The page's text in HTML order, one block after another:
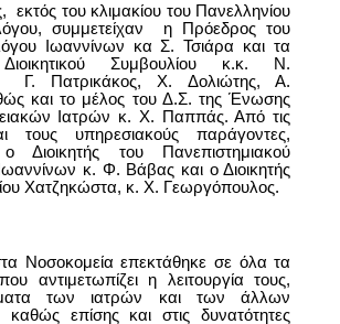
εκτός του κλιμακίου του Πανελληνίου
συμμετείχαν
η Πρόεδρος του
Ιωαννίνων κα Σ. Τσιάρα και τα
Συμβουλίου κ.κ. Ν.
Γ. Πατρικάκος, Χ. Δολιώτης, Α.
και το μέλος του Δ.Σ. της Ένωσης
Ιατρών κ. Χ. Παππάς. Από τις
τους υπηρεσιακούς παράγοντες,
ο Διοικητής του Πανεπιστημιακού
κ. Φ. Βάβας και ο Διοικητής
Χατζηκώστα, κ. Χ. Γεωργόπουλος.
Νοσοκομεία επεκτάθηκε σε όλα τα
αντιμετωπίζει η λειτουργία τους,
των ιατρών και των άλλων
καθώς επίσης και στις δυνατότητες